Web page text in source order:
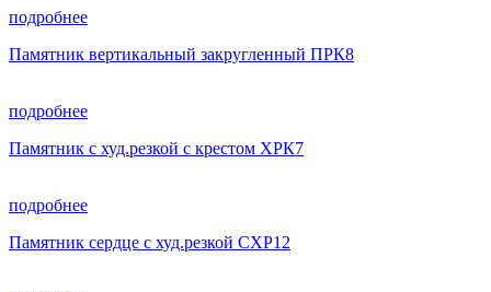
подробнее
Памятник вертикальный закругленный ПРК8
подробнее
Памятник с худ.резкой с крестом ХРК7
подробнее
Памятник сердце с худ.резкой СХР12